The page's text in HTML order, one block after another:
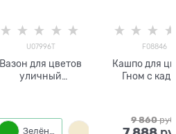
U07996T
Вазон для цветов
уличный
Зелёный Слоновая кость
F08846
Кашпо для
Гном с
9 860